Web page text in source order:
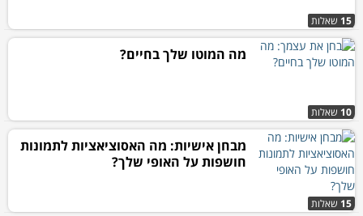
15 שאלות
10 שאלות
מה המוטו שלך בחיים?
15 שאלות
מבחן אישיות: מה האסוציאציות לתמונות
חושפות על האופי שלך?